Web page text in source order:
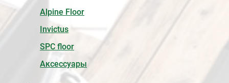
Alpine Floor
Invictus
SPC floor
Аксессуары